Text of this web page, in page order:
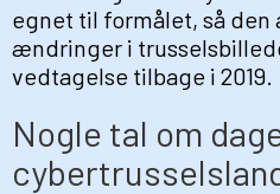
egnet til formålet, så den
ændringer i
vedtagelse tilbage i 2019.
Nogle tal om